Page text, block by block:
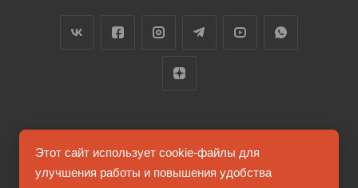
2026 © FUTUMAG.RU
Этот сайт использует cookie-файлы для
улучшения работы и повышения удобства